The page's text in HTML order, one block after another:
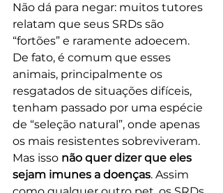
Não dá para negar: muitos tutores
relatam que seus SRDs são
“fortões” e raramente adoecem.
De fato, é comum que esses
animais, principalmente os
resgatados de situações difíceis,
tenham passado por uma espécie
de “seleção natural”, onde apenas
os mais resistentes sobreviveram.
Mas isso não quer dizer que eles
sejam imunes a doenças. Assim